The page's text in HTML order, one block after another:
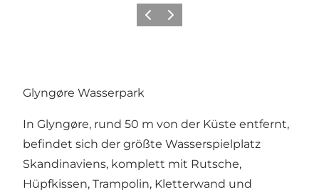
Vorherige Folie
Nächste Folie
Glyngøre Wasserpark
In Glyngøre, rund 50 m von der Küste entfernt,
befindet sich der größte Wasserspielplatz
Skandinaviens, komplett mit Rutsche,
Hüpfkissen, Trampolin, Kletterwand und